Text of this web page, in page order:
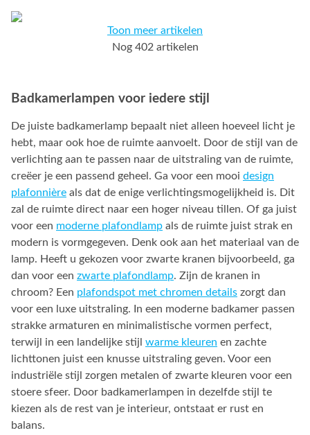
Toon meer artikelen
Nog 402 artikelen
Badkamerlampen voor iedere stijl
De juiste badkamerlamp bepaalt niet alleen hoeveel licht je
hebt, maar ook hoe de ruimte aanvoelt. Door de stijl van de
verlichting aan te passen naar de uitstraling van de ruimte,
creëer je een passend geheel. Ga voor een mooi design
plafonnière als dat de enige verlichtingsmogelijkheid is. Dit
zal de ruimte direct naar een hoger niveau tillen. Of ga juist
voor een moderne plafondlamp als de ruimte juist strak en
modern is vormgegeven. Denk ook aan het materiaal van de
lamp. Heeft u gekozen voor zwarte kranen bijvoorbeeld, ga
dan voor een zwarte plafondlamp. Zijn de kranen in
chroom? Een plafondspot met chromen details zorgt dan
voor een luxe uitstraling. In een moderne badkamer passen
strakke armaturen en minimalistische vormen perfect,
terwijl in een landelijke stijl warme kleuren en zachte
lichttonen juist een knusse uitstraling geven. Voor een
industriële stijl zorgen metalen of zwarte kleuren voor een
stoere sfeer. Door badkamerlampen in dezelfde stijl te
kiezen als de rest van je interieur, ontstaat er rust en
balans.